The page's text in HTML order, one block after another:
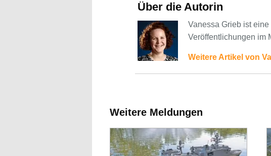
Über die Autorin
Vanessa Grieb ist
Veröffentlichungen im
Weitere Artikel von
Weitere Meldungen